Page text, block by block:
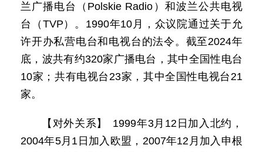
兰广播电台（Polskie Radio）和波兰公共电视
台（TVP）。1990年10月，众议院通过关于允
许开办私营电台和电视台的法令。截至2024年
底，波共有约320家广播电台，其中全国性电台
10家；共有电视台23家，其中全国性电视台21
家。
【对外关系】 1999年3月12日加入北约，
2004年5月1日加入欧盟，2007年12月加入申根